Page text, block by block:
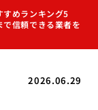
すめランキング5
信頼できる業者を
2026.06.29